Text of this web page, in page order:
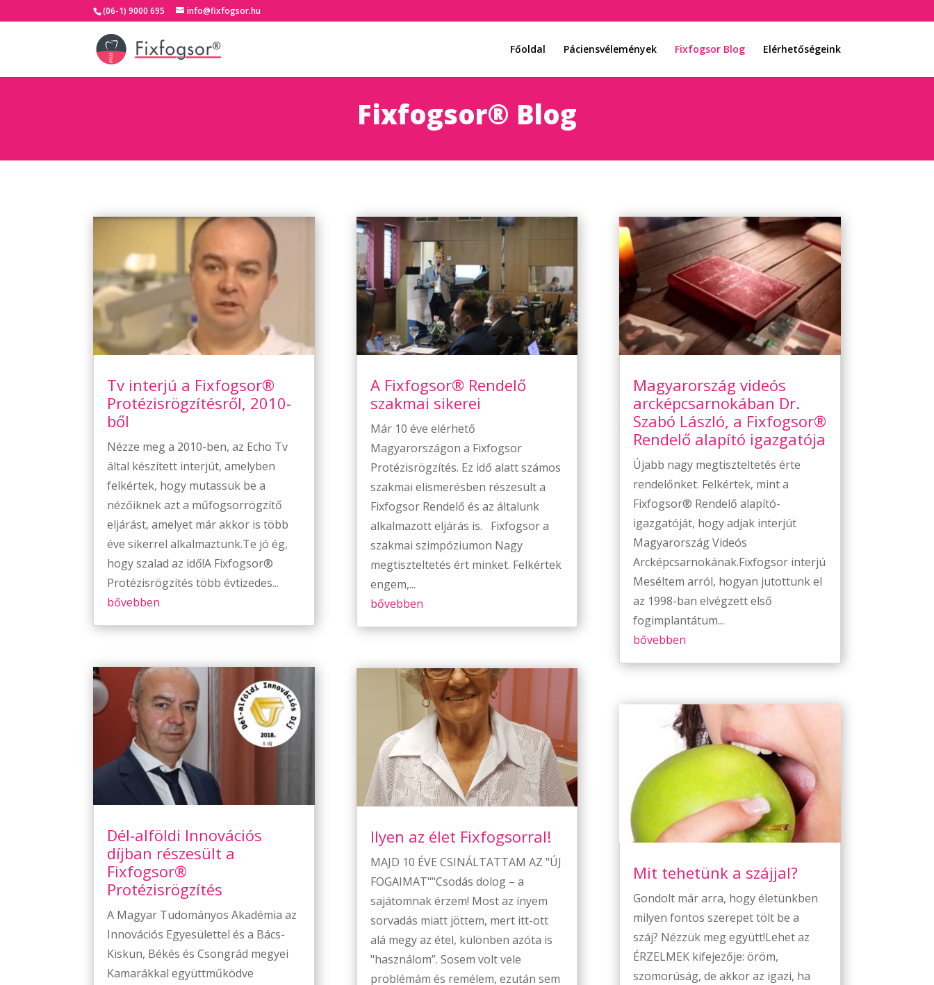
(06-1) 9000 695 info@fixfogsor.hu
Főoldal Páciensvélemények Fixfogsor Blog Elérhetőségeink
Fixfogsor® Blog
Tv interjú a Fixfogsor®
Protézisrögzítésről, 2010-
ből
Nézze meg a 2010-ben, az Echo Tv
által készített interjút, amelyben
felkértek, hogy mutassuk be a
nézőiknek azt a műfogsorrögzítő
eljárást, amelyet már akkor is több
éve sikerrel alkalmaztunk.Te jó ég,
hogy szalad az idő!A Fixfogsor®
Protézisrögzítés több évtizedes...
bővebben
Dél-alföldi Innovációs
díjban részesült a
Fixfogsor®
Protézisrögzítés
A Magyar Tudományos Akadémia az
Innovációs Egyesülettel és a Bács-
Kiskun, Békés és Csongrád megyei
Kamarákkal együttműködve
A Fixfogsor® Rendelő
szakmai sikerei
Már 10 éve elérhető
Magyarországon a Fixfogsor
Protézisrögzítés. Ez idő alatt számos
szakmai elismerésben részesült a
Fixfogsor Rendelő és az általunk
alkalmazott eljárás is. Fixfogsor a
szakmai szimpóziumon Nagy
megtiszteltetés ért minket. Felkértek
engem,...
bővebben
Ilyen az élet Fixfogsorral!
MAJD 10 ÉVE CSINÁLTATTAM AZ "ÚJ
FOGAIMAT""Csodás dolog – a
sajátomnak érzem! Most az ínyem
sorvadás miatt jöttem, mert itt-ott
alá megy az étel, különben azóta is
"használom”. Sosem volt vele
problémám és remélem, ezután sem
Magyarország videós
arcképcsarnokában Dr.
Szabó László, a Fixfogsor®
Rendelő alapító igazgatója
Újabb nagy megtiszteltetés érte
rendelőnket. Felkértek, mint a
Fixfogsor® Rendelő alapító-
igazgatóját, hogy adjak interjút
Magyarország Videós
Arcképcsarnokának.Fixfogsor interjú
Meséltem arról, hogyan jutottunk el
az 1998-ban elvégzett első
fogimplantátum...
bővebben
Mit tehetünk a szájjal?
Gondolt már arra, hogy életünkben
milyen fontos szerepet tölt be a
száj? Nézzük meg együtt!Lehet az
ÉRZELMEK kifejezője: öröm,
szomorúság, de akkor az igazi, ha